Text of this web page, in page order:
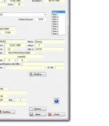
Aspirapolvere
Lavapavimenti
Progetti
Ristrutturazione
Progetto